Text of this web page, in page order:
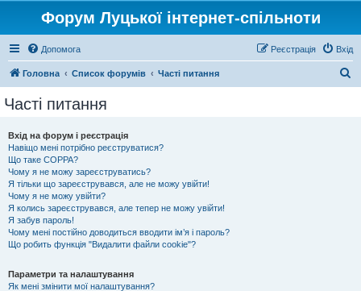
Форум Луцької інтернет-спільноти
Допомога Вхід
Реєстрація
Головна Список форумів Часті питання
Часті питання
Вхід на форум і реєстрація
Навіщо мені потрібно реєструватися?
Що таке COPPA?
Чому я не можу зареєструватись?
Я тільки що зареєструвався, але не можу увійти!
Чому я не можу увійти?
Я колись зареєструвався, але тепер не можу увійти!
Я забув пароль!
Чому мені постійно доводиться вводити ім’я і пароль?
Що робить функція "Видалити файли cookie"?
Параметри та налаштування
Як мені змінити мої налаштування?